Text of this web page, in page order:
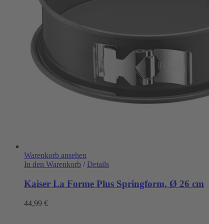
Warenkorb ansehen
In den Warenkorb / Details
Kaiser La Forme Plus Springform, Ø 26 cm
44,99 €